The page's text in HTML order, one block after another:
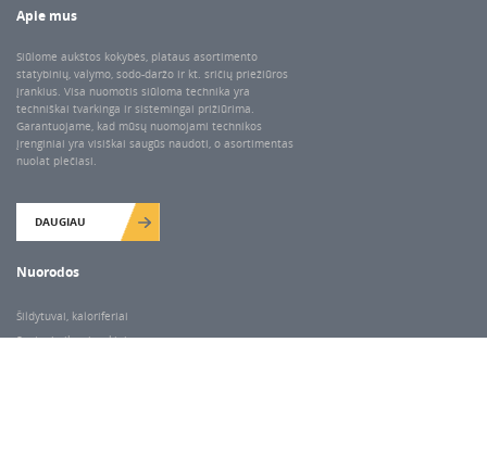
Apie mus
Siūlome aukštos kokybės, plataus asortimento
statybinių, valymo, sodo-daržo ir kt. sričių priežiūros
įrankius. Visa nuomotis siūloma technika yra
techniškai tvarkinga ir sistemingai prižiūrima.
Garantuojame, kad mūsų nuomojami technikos
įrenginiai yra visiškai saugūs naudoti, o asortimentas
nuolat plečiasi.
DAUGIAU
Nuorodos
Šildytuvai, kaloriferiai
Santechnikos įrankiai